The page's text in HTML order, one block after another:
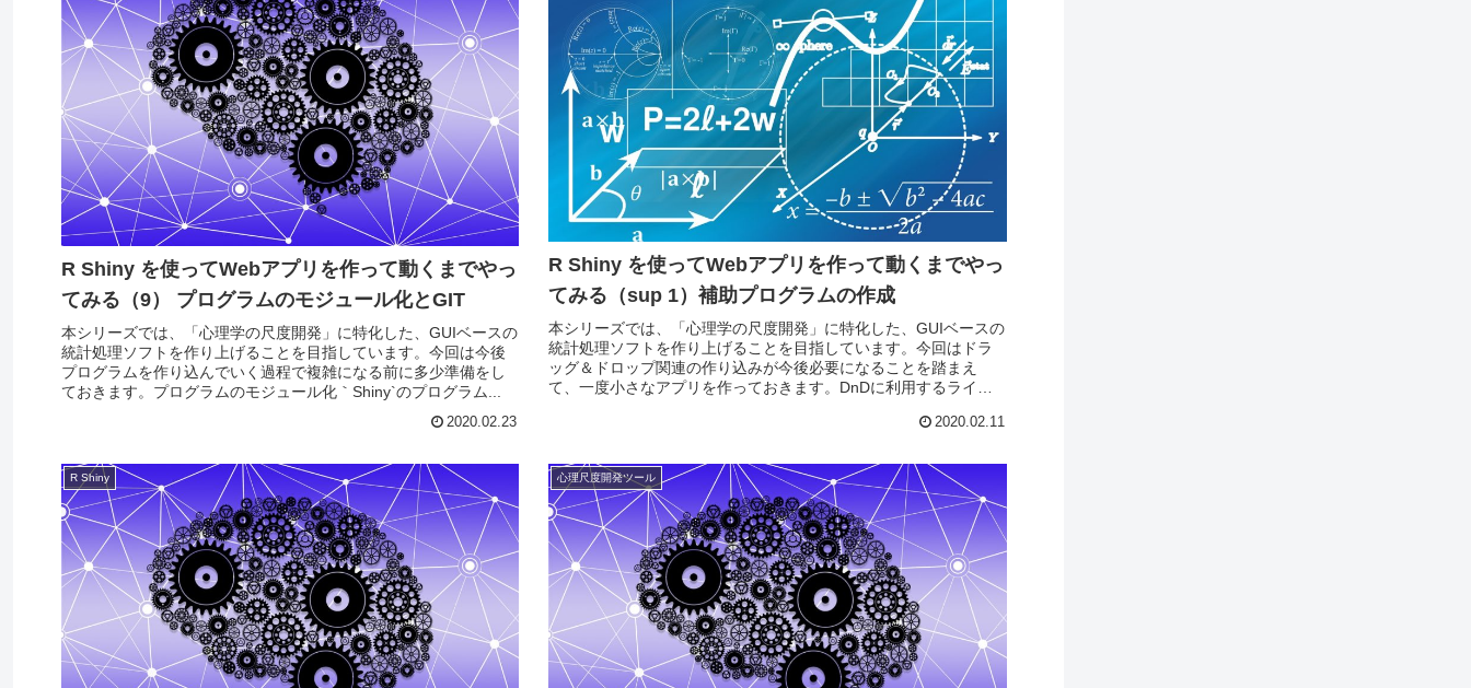
R Shiny を使ってWebアプリを作って動くまでやっ
てみる（9） プログラムのモジュール化とGIT
本シリーズでは、「心理学の尺度開発」に特化した、GUIベースの
統計処理ソフトを作り上げることを目指しています。今回は今後
プログラムを作り込んでいく過程で複雑になる前に多少準備をし
ておきます。プログラムのモジュール化｀Shiny`のプログラム...
2020.02.23
R Shiny を使ってWebアプリを作って動くまでやっ
てみる（sup 1）補助プログラムの作成
本シリーズでは、「心理学の尺度開発」に特化した、GUIベースの
統計処理ソフトを作り上げることを目指しています。今回はドラ
ッグ＆ドロップ関連の作り込みが今後必要になることを踏まえ
て、一度小さなアプリを作っておきます。DnDに利用するライブ
2020.02.11
R Shiny 心理尺度開発ツール